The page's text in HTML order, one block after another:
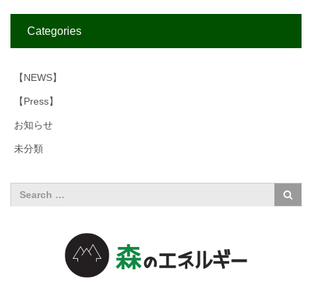
Categories
【NEWS】
【Press】
お知らせ
未分類